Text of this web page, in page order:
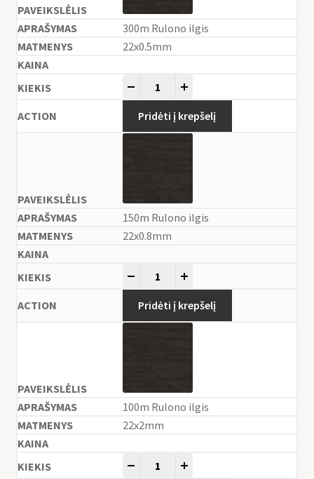
300m Rulono ilgis
22x0.5mm
Pridėti į krepšelį
150m Rulono ilgis
22x0.8mm
Pridėti į krepšelį
100m Rulono ilgis
22x2mm